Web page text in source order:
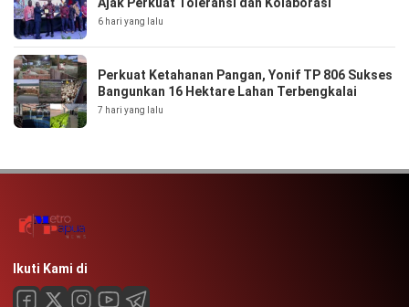
6 hari yang lalu
Perkuat Ketahanan Pangan, Yonif TP 806 Sukses
Bangunkan 16 Hektare Lahan Terbengkalai
7 hari yang lalu
Ikuti Kami di